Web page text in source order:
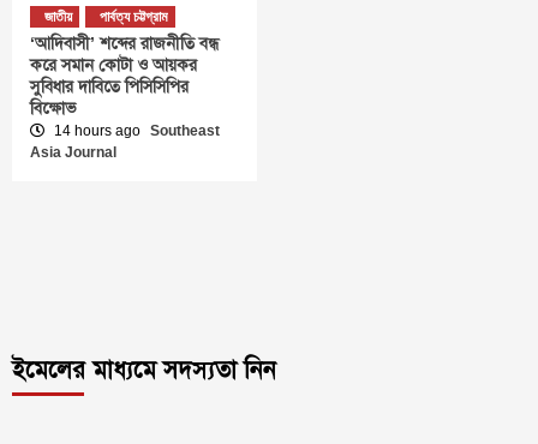
জাতীয় পার্বত্য চট্টগ্রাম
‘আদিবাসী’ শব্দের রাজনীতি বন্ধ
করে সমান কোটা ও আয়কর
সুবিধার দাবিতে পিসিসিপির
বিক্ষোভ
14 hours ago Southeast
Asia Journal
ইমেলের মাধ্যমে সদস্যতা নিন